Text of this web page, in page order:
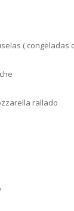
( congeladas
rallado